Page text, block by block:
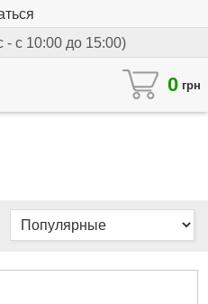
- с 10:00 до 15:00)
0 грн